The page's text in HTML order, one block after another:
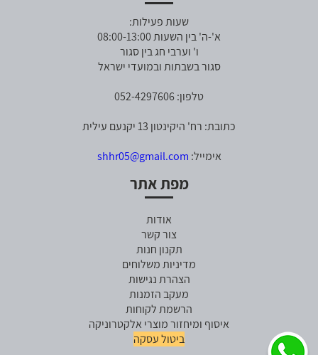
שעות פעילות:
א'-ה' בין השעות 08:00-13:00
ו' וערבי חג בין סגור
סגור בשבתות ובמועדי ישראל
טלפון: 052-4297606
כתובת: רח' היקינטון 13 יקנעם עילית
אימייל: shhr05@gmail.com
מפת אתר
אודות
צור קשר
תקנון חנות
מדיניות משלוחים
הצהרת נגישות
מעקב הזמנות
הרשמת לקוחות
איסוף ומיחזור מוצרי אלקטרוניקה
ביטול עסקה